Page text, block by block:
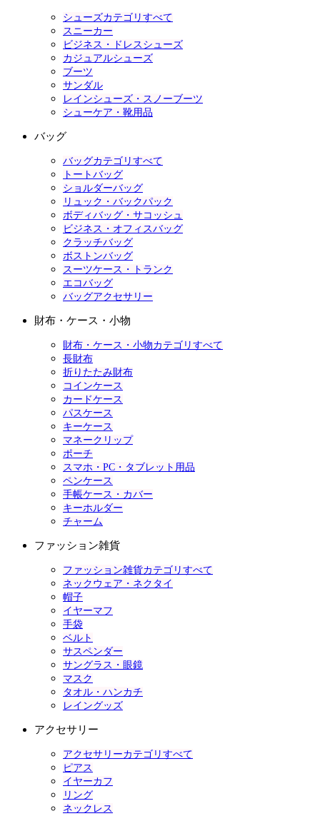
シューズカテゴリすべて
スニーカー
ビジネス・ドレスシューズ
カジュアルシューズ
ブーツ
サンダル
レインシューズ・スノーブーツ
シューケア・靴用品
バッグ
バッグカテゴリすべて
トートバッグ
ショルダーバッグ
リュック・バックパック
ボディバッグ・サコッシュ
ビジネス・オフィスバッグ
クラッチバッグ
ボストンバッグ
スーツケース・トランク
エコバッグ
バッグアクセサリー
財布・ケース・小物
財布・ケース・小物カテゴリすべて
長財布
折りたたみ財布
コインケース
カードケース
パスケース
キーケース
マネークリップ
ポーチ
スマホ・PC・タブレット用品
ペンケース
手帳ケース・カバー
キーホルダー
チャーム
ファッション雑貨
ファッション雑貨カテゴリすべて
ネックウェア・ネクタイ
帽子
イヤーマフ
手袋
ベルト
サスペンダー
サングラス・眼鏡
マスク
タオル・ハンカチ
レイングッズ
アクセサリー
アクセサリーカテゴリすべて
ピアス
イヤーカフ
リング
ネックレス